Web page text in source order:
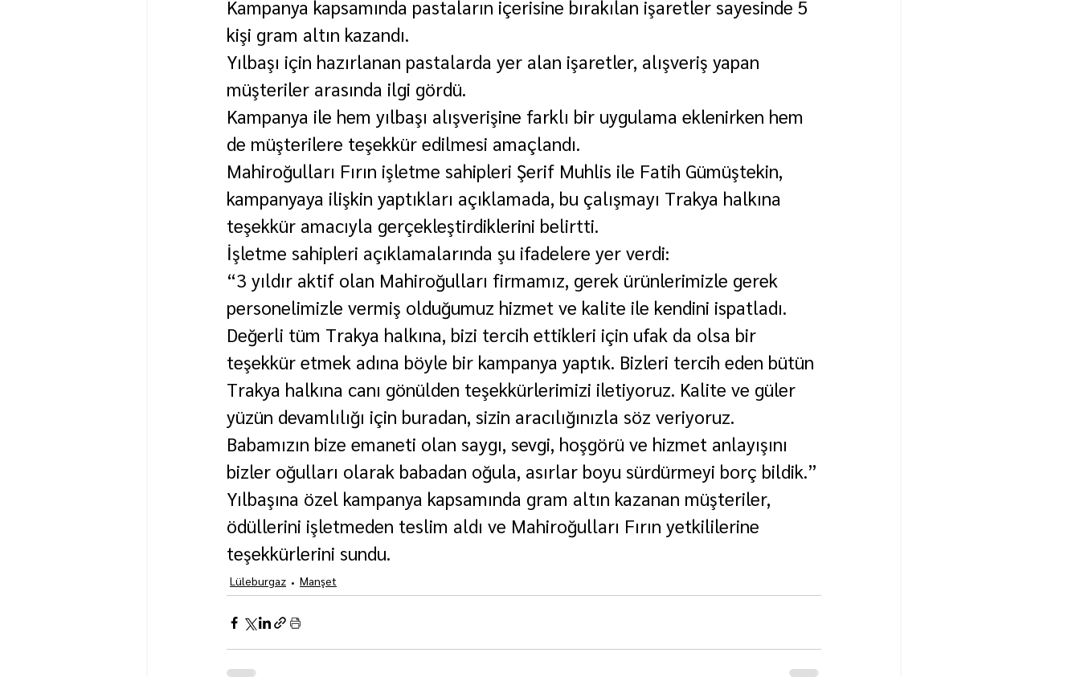
Kampanya kapsamında pastaların içerisine bırakılan işaretler sayesinde 5
kişi gram altın kazandı.
Yılbaşı için hazırlanan pastalarda yer alan işaretler, alışveriş yapan
müşteriler arasında ilgi gördü.
Kampanya ile hem yılbaşı alışverişine farklı bir uygulama eklenirken hem
de müşterilere teşekkür edilmesi amaçlandı.
Mahiroğulları Fırın işletme sahipleri Şerif Muhlis ile Fatih Gümüştekin,
kampanyaya ilişkin yaptıkları açıklamada, bu çalışmayı Trakya halkına
teşekkür amacıyla gerçekleştirdiklerini belirtti.
İşletme sahipleri açıklamalarında şu ifadelere yer verdi:
“3 yıldır aktif olan Mahiroğulları firmamız, gerek ürünlerimizle gerek
personelimizle vermiş olduğumuz hizmet ve kalite ile kendini ispatladı.
Değerli tüm Trakya halkına, bizi tercih ettikleri için ufak da olsa bir
teşekkür etmek adına böyle bir kampanya yaptık. Bizleri tercih eden bütün
Trakya halkına canı gönülden teşekkürlerimizi iletiyoruz. Kalite ve güler
yüzün devamlılığı için buradan, sizin aracılığınızla söz veriyoruz.
Babamızın bize emaneti olan saygı, sevgi, hoşgörü ve hizmet anlayışını
bizler oğulları olarak babadan oğula, asırlar boyu sürdürmeyi borç bildik.”
Yılbaşına özel kampanya kapsamında gram altın kazanan müşteriler,
ödüllerini işletmeden teslim aldı ve Mahiroğulları Fırın yetkililerine
teşekkürlerini sundu.
Lüleburgaz Manşet